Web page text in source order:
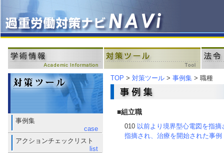
事例集
case
アクションチェックリスト
list
TOP > 対策ツール > 事例集 > 職種
■組立職
010 以前より境界型心電図を指
指摘され、治療を開始された事例